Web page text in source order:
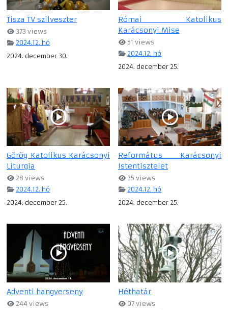
Tisza TV szilveszter
373 views
2024.12. hó
2024. december 30.
Római Katolikus
Karácsonyi Mise
51 views
2024.12. hó
2024. december 25.
Görög Katolikus Karácsonyi
Liturgia
28 views
2024.12. hó
2024. december 25.
Református Karácsonyi
Istentisztelet
35 views
2024.12. hó
2024. december 25.
Adventi hangverseny
244 views
Héthatár
97 views